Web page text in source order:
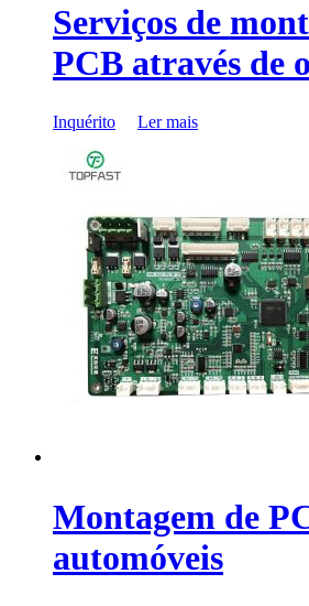
Serviços de
PCB através de
Inquérito Ler mais
Montagem de
automóveis